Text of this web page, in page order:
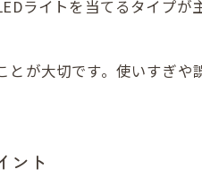
清潔感を保つセルフケアで
笑顔を輝かせるための
ライトを当てるタイプ
が大切です。使いすぎ
ント